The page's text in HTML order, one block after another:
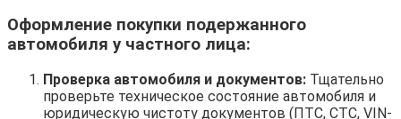
Оформление покупки подержанного
автомобиля у частного лица:
Проверка автомобиля и документов: Тщательно
проверьте техническое состояние автомобиля и
юридическую чистоту документов (ПТС, СТС, VIN-